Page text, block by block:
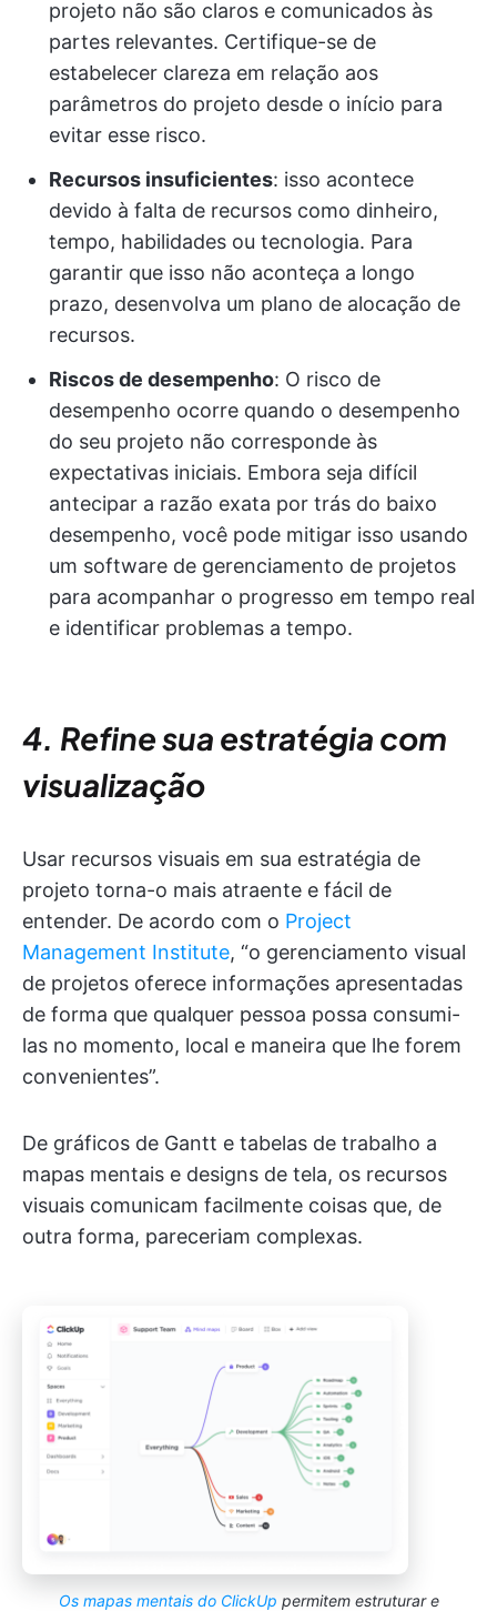
projeto não são claros e comunicados às
partes relevantes. Certifique-se de
estabelecer clareza em relação aos
parâmetros do projeto desde o início para
evitar esse risco.
Recursos insuficientes: isso acontece
devido à falta de recursos como dinheiro,
tempo, habilidades ou tecnologia. Para
garantir que isso não aconteça a longo
prazo, desenvolva um plano de alocação de
recursos.
Riscos de desempenho: O risco de
desempenho ocorre quando o desempenho
do seu projeto não corresponde às
expectativas iniciais. Embora seja difícil
antecipar a razão exata por trás do baixo
desempenho, você pode mitigar isso usando
um software de gerenciamento de projetos
para acompanhar o progresso em tempo real
e identificar problemas a tempo.
4. Refine sua estratégia com
visualização
Usar recursos visuais em sua estratégia de
projeto torna-o mais atraente e fácil de
entender. De acordo com o Project
Management Institute, “o gerenciamento visual
de projetos oferece informações apresentadas
de forma que qualquer pessoa possa consumi-
las no momento, local e maneira que lhe forem
convenientes”.
De gráficos de Gantt e tabelas de trabalho a
mapas mentais e designs de tela, os recursos
visuais comunicam facilmente coisas que, de
outra forma, pareceriam complexas.
Os mapas mentais do ClickUp permitem estruturar e